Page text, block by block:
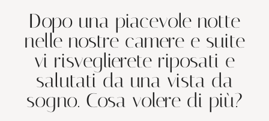
Dopo una piacevole notte
nelle nostre camere e suite
vi risveglierete riposati e
salutati da una vista da
sogno. Cosa volere di più?